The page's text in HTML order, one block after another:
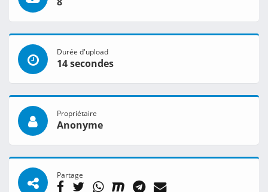
Durée d'upload
14 secondes
Propriétaire
Anonyme
Partage